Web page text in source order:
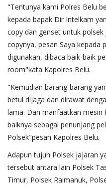
"Tentunya kami Polres Belu
kepada bapak Dir Intelkam
copy dan genset untuk
copynya, pesan Saya kepada
digunakan, dibaca baik-baik
room"kata Kapolres Belu.
"Kemudian barang-barang
betul dijaga dan dirawat
lama. Dan manfaatkan mesin
baiknya sebagai penunjang
Polsek"pesan Kapolres Belu.
Adapun tujuh Polsek jajaran
tersebut antara lain Polsek
Timur, Polsek Raimanuk,